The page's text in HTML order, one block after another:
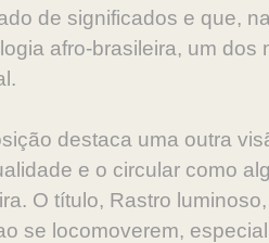
de significados e que,
afro-brasileira, um
destaca uma outra
e o circular como
O título, Rastro
se locomoverem,